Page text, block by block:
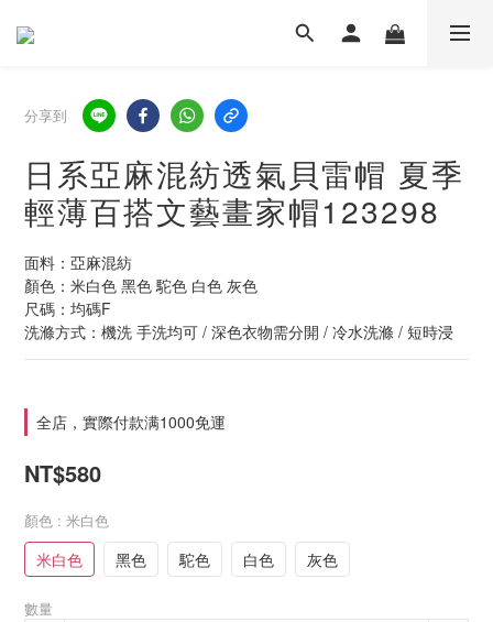
分享到
日系亞麻混紡透氣貝雷帽 夏季
輕薄百搭文藝畫家帽123298
面料：亞麻混紡
顏色：米白色 黑色 駝色 白色 灰色
尺碼：均碼F
洗滌方式：機洗 手洗均可 / 深色衣物需分開 / 冷水洗滌 / 短時浸
全店，實際付款满1000免運
NT$580
顏色 : 米白色
米白色 黑色 駝色 白色 灰色
數量